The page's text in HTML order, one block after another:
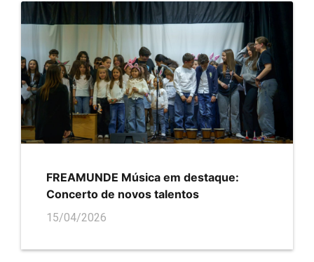
FREAMUNDE Música em destaque:
Concerto de novos talentos
15/04/2026